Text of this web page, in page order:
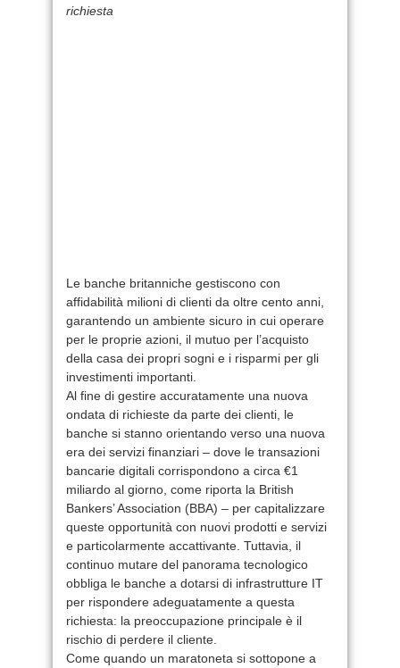
richiesta
Le banche britanniche gestiscono con
affidabilità milioni di clienti da oltre cento anni,
garantendo un ambiente sicuro in cui operare
per le proprie azioni, il mutuo per l’acquisto
della casa dei propri sogni e i risparmi per gli
investimenti importanti.
Al fine di gestire accuratamente una nuova
ondata di richieste da parte dei clienti, le
banche si stanno orientando verso una nuova
era dei servizi finanziari – dove le transazioni
bancarie digitali corrispondono a circa €1
miliardo al giorno, come riporta la British
Bankers’ Association (BBA) – per capitalizzare
queste opportunità con nuovi prodotti e servizi
e particolarmente accattivante. Tuttavia, il
continuo mutare del panorama tecnologico
obbliga le banche a dotarsi di infrastrutture IT
per rispondere adeguatamente a questa
richiesta: la preoccupazione principale è il
rischio di perdere il cliente.
Come quando un maratoneta si sottopone a